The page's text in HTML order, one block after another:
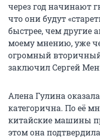
через год начинают
что они будут
быстрее, чем другие
моему мнению, уже
огромный
заключил Сергей
Алена Гулина
категорична. По её
китайские машины
этом она